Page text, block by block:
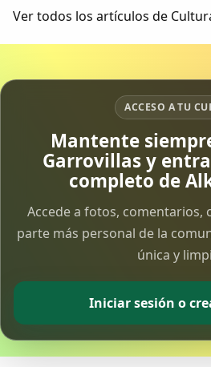
sujeción a las siguientes Bases
Ver todos los artículos de
ACCESO A TU
Mantente
Garrovillas y
completo de
Accede a fotos, comentarios,
parte más personal de la
única y
Iniciar sesión o